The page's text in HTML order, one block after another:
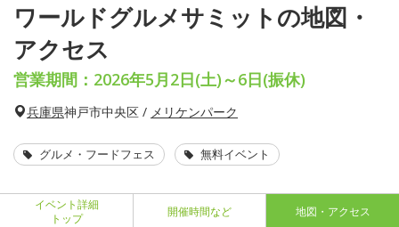
ワールドグルメサミットの地図・
アクセス
営業期間：2026年5月2日(土)～6日(振休)
兵庫県神戸市中央区 / メリケンパーク
グルメ・フードフェス 無料イベント
イベント詳細
トップ
開催時間など 地図・アクセス